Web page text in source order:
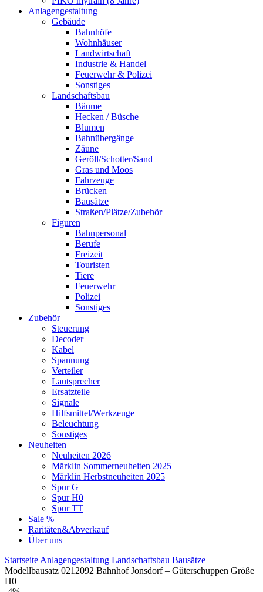
Anlagengestaltung
Gebäude
Bahnhöfe
Wohnhäuser
Landwirtschaft
Industrie & Handel
Feuerwehr & Polizei
Sonstiges
Landschaftsbau
Bäume
Hecken / Büsche
Blumen
Bahnübergänge
Zäune
Geröll/Schotter/Sand
Gras und Moos
Fahrzeuge
Brücken
Bausätze
Straßen/Plätze/Zubehör
Figuren
Bahnpersonal
Berufe
Freizeit
Touristen
Tiere
Feuerwehr
Polizei
Sonstiges
Zubehör
Steuerung
Decoder
Kabel
Spannung
Verteiler
Lautsprecher
Ersatzteile
Signale
Hilfsmittel/Werkzeuge
Beleuchtung
Sonstiges
Neuheiten
Neuheiten 2026
Märklin Sommerneuheiten 2025
Märklin Herbstneuheiten 2025
Spur G
Spur H0
Spur TT
Sale %
Raritäten&Abverkauf
Über uns
Startseite Anlagengestaltung Landschaftsbau Bausätze
Modellbausatz 0212092 Bahnhof Jonsdorf – Güterschuppen Größe
H0